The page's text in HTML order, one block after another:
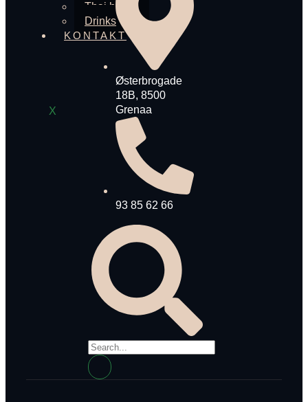
Thai bokse
Drinks
KONTAKT
X
Østerbrogade
18B, 8500
Grenaa
93 85 62 66